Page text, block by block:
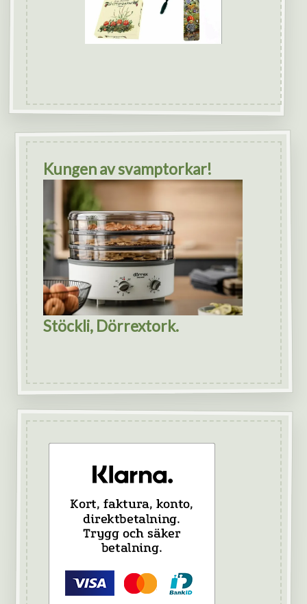
Kungen av svamptorkar!
Stöckli, Dörrextork.